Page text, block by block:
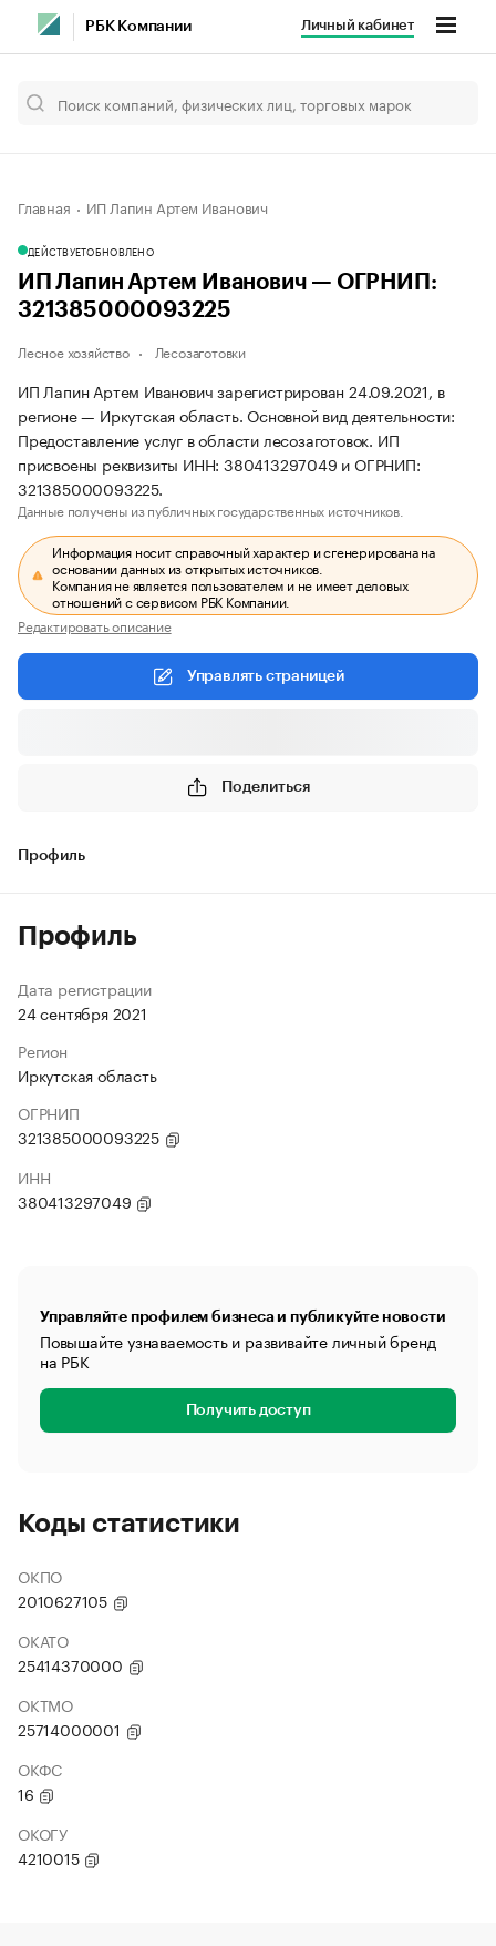
РБК Компании Личный кабинет
Главная ИП Лапин Артем Иванович
ДЕЙСТВУЕТОБНОВЛЕНО
ИП Лапин Артем Иванович — ОГРНИП:
321385000093225
Лесное хозяйство Лесозаготовки
ИП Лапин Артем Иванович зарегистрирован 24.09.2021, в
регионе — Иркутская область. Основной вид деятельности:
Предоставление услуг в области лесозаготовок. ИП
присвоены реквизиты ИНН: 380413297049 и ОГРНИП:
321385000093225.
Данные получены из публичных государственных источников.
Информация носит справочный характер и сгенерирована на
основании данных из открытых источников.
Компания не является пользователем и не имеет деловых
отношений с сервисом РБК Компании.
Редактировать описание
Управлять страницей
Поделиться
Профиль
Профиль
Дата регистрации
24 сентября 2021
Регион
Иркутская область
ОГРНИП
321385000093225
ИНН
380413297049
Управляйте профилем бизнеса и публикуйте новости
Повышайте узнаваемость и развивайте личный бренд
на РБК
Получить доступ
Коды статистики
ОКПО
2010627105
ОКАТО
25414370000
ОКТМО
25714000001
ОКФС
16
ОКОГУ
4210015